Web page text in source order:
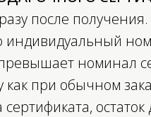
после
индивидуальный
номинал
при обычном